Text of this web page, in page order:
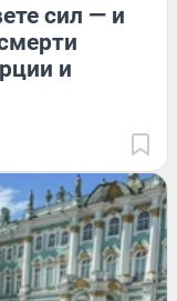
сил — и
и